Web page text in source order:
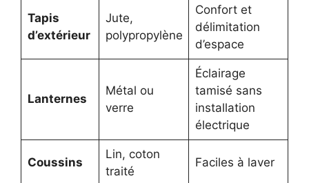
Tapis
d’extérieur
Jute,
polypropylène
Confort et
délimitation
d’espace
Lanternes
Métal ou
verre
Éclairage
tamisé sans
installation
électrique
Coussins
Lin, coton
traité
Faciles à laver